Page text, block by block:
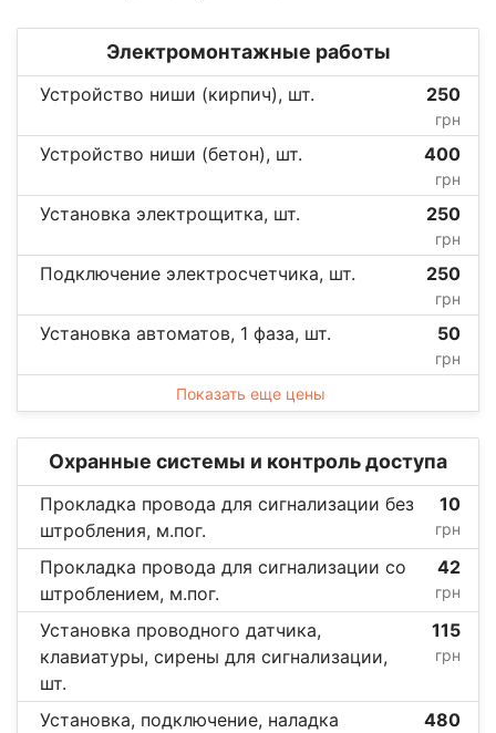
Электромонтажные работы
Устройство ниши (кирпич), шт. 250
грн
Устройство ниши (бетон), шт. 400
грн
Установка электрощитка, шт. 250
грн
Подключение электросчетчика, шт. 250
грн
Установка автоматов, 1 фаза, шт. 50
грн
Показать еще цены
Охранные системы и контроль доступа
Прокладка провода для сигнализации без
штробления, м.пог.
10
грн
Прокладка провода для сигнализации со
штроблением, м.пог.
42
грн
Установка проводного датчика,
клавиатуры, сирены для сигнализации,
шт.
115
грн
Установка, подключение, наладка
480